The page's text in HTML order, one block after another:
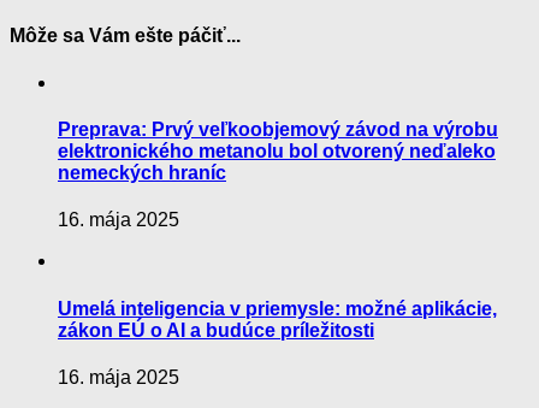
Môže sa Vám ešte páčiť...
Preprava: Prvý veľkoobjemový závod na výrobu
elektronického metanolu bol otvorený neďaleko
nemeckých hraníc
16. mája 2025
Umelá inteligencia v priemysle: možné aplikácie,
zákon EÚ o AI a budúce príležitosti
16. mája 2025